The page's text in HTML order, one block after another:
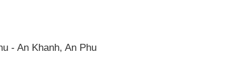
- An Khanh, An Phu